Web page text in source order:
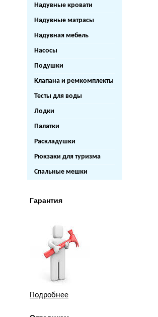
Надувные кровати
Надувные матрасы
Надувная мебель
Насосы
Подушки
Клапана и ремкомплекты
Тесты для воды
Лодки
Палатки
Раскладушки
Рюкзаки для туризма
Спальные мешки
Гарантия
Подробнее